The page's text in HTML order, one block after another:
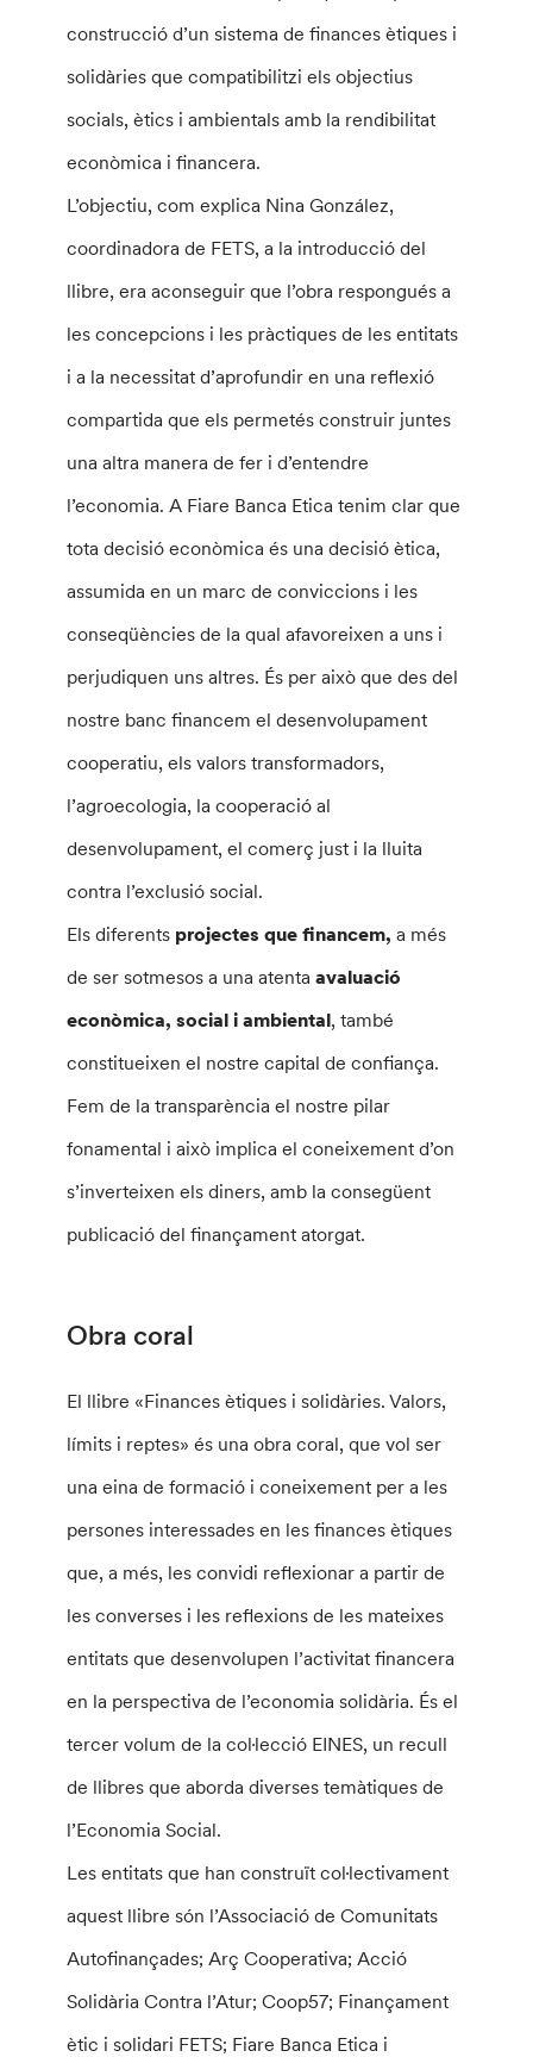
construcció d’un sistema de finances ètiques i
solidàries que compatibilitzi els objectius
socials, ètics i ambientals amb la rendibilitat
econòmica i financera.
L’objectiu, com explica Nina González,
coordinadora de FETS, a la introducció del
llibre, era aconseguir que l’obra respongués a
les concepcions i les pràctiques de les entitats
i a la necessitat d’aprofundir en una reflexió
compartida que els permetés construir juntes
una altra manera de fer i d’entendre
l’economia. A Fiare Banca Etica tenim clar que
tota decisió econòmica és una decisió ètica,
assumida en un marc de conviccions i les
conseqüències de la qual afavoreixen a uns i
perjudiquen uns altres. És per això que des del
nostre banc financem el desenvolupament
cooperatiu, els valors transformadors,
l’agroecologia, la cooperació al
desenvolupament, el comerç just i la lluita
contra l’exclusió social.
Els diferents projectes que financem, a més
de ser sotmesos a una atentaavaluació
econòmica, social i ambiental, també
constitueixen el nostre capital de confiança.
Fem de la transparència el nostre pilar
fonamental i això implica el coneixement d’on
s’inverteixen els diners, amb la consegüent
publicació del finançament atorgat.
Obra coral
El llibre «Finances ètiques i solidàries. Valors,
límits i reptes» és una obra coral, que vol ser
una eina de formació i coneixement per a les
persones interessades en les finances ètiques
que, a més, les convidi reflexionar a partir de
les converses i les reflexions de les mateixes
entitats que desenvolupen l’activitat financera
en la perspectiva de l’economia solidària. És el
tercer volum de la col·lecció EINES, un recull
de llibres que aborda diverses temàtiques de
l’Economia Social.
Les entitats que han construït col·lectivament
aquest llibre són l’Associació de Comunitats
Autofinançades; Arç Cooperativa; Acció
Solidària Contra l’Atur; Coop57; Finançament
ètic i solidari FETS; Fiare Banca Etica i